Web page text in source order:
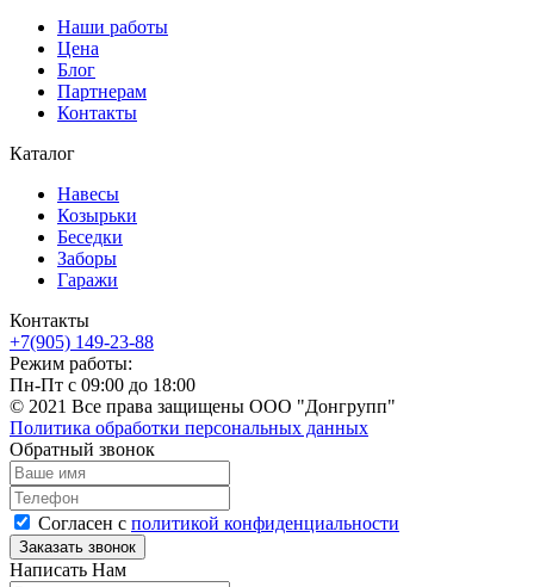
Наши работы
Цена
Блог
Партнерам
Контакты
Каталог
Навесы
Козырьки
Беседки
Заборы
Гаражи
Контакты
+7(905) 149-23-88
Режим работы:
Пн-Пт с 09:00 до 18:00
© 2021 Все права защищены ООО "Донгрупп"
Политика обработки персональных данных
Обратный звонок
Согласен с политикой конфиденциальности
Написать Нам